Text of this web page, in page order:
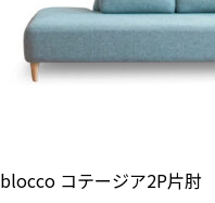
blocco コテージア2P片肘